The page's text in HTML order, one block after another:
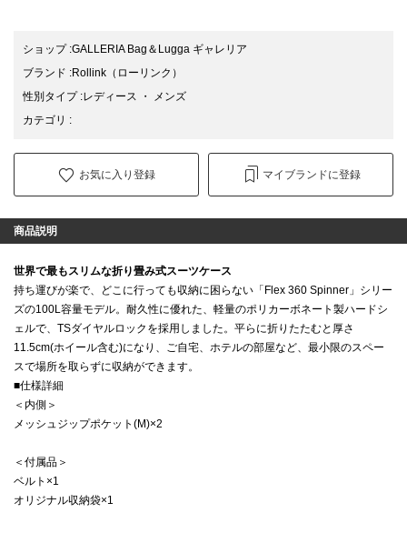
ショップ:GALLERIA Bag＆Lugga ギャレリア
ブランド :Rollink （ローリンク）
性別タイプ:レディース ・
メンズ
カテゴリ :
お気に入り登録 マイブランドに登録
商品説明
世界で最もスリムな折り畳み式スーツケース
持ち運びが楽で、どこに行っても収納に困らない「Flex 360 Spinner」シリー
ズの100L容量モデル。耐久性に優れた、軽量のポリカーボネート製ハードシ
ェルで、TSダイヤルロックを採用しました。平らに折りたたむと厚さ
11.5cm(ホイール含む)になり、ご自宅、ホテルの部屋など、最小限のスペー
スで場所を取らずに収納ができます。
■仕様詳細
＜内側＞
メッシュジップポケット(M)×2
＜付属品＞
ベルト×1
オリジナル収納袋×1